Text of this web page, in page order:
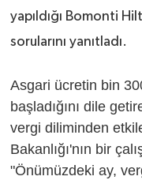
yapıldığı Bomonti
sorularını yanıtladı.
Asgari ücretin bin
başladığını dile
vergi diliminden
Bakanlığı'nın bir
"Önümüzdeki ay,